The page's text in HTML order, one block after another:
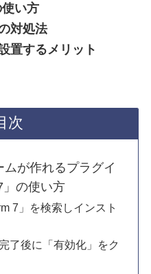
い方
対処法
置するメリット
次
が作れるプラグイ
」の使い方
7」を検索しインスト
了後に「有効化」をク